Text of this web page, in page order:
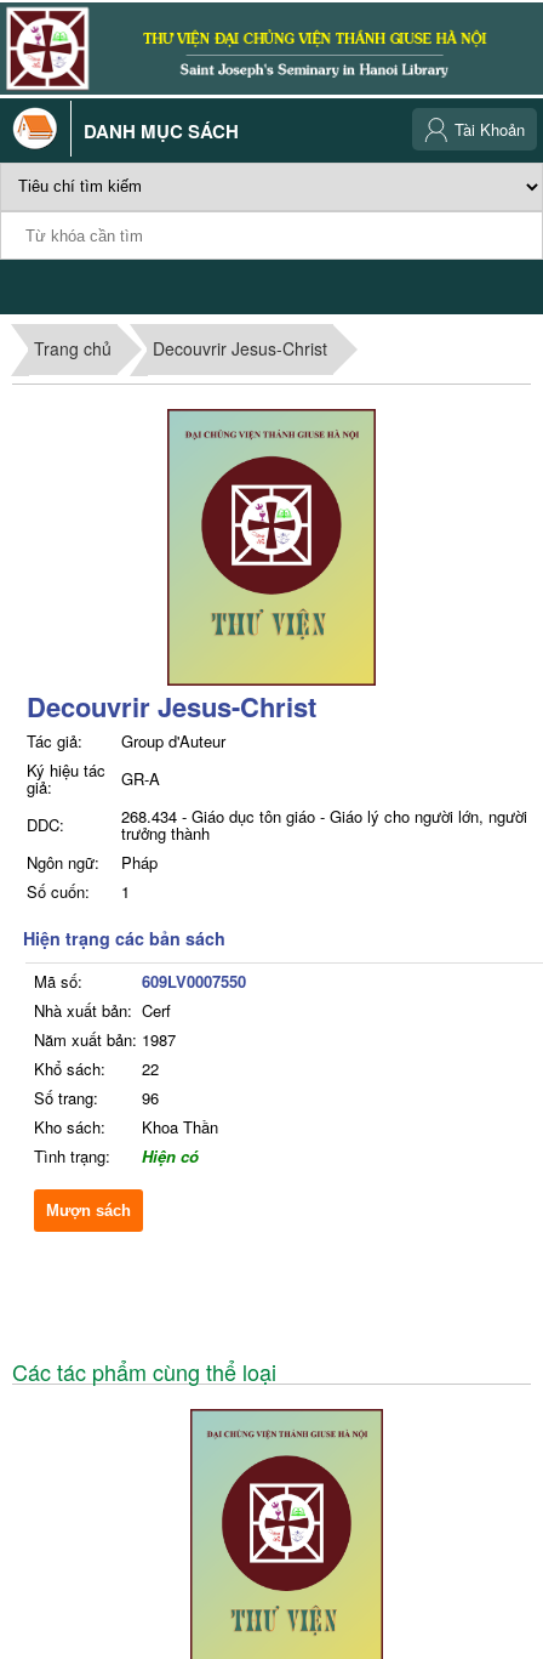
DANH MỤC SÁCH Tài Khoản
Trang chủ Decouvrir Jesus-Christ
Decouvrir Jesus-Christ
Tác giả:
Group d'Auteur
Ký hiệu tác
giả:
GR-A
DDC:
268.434 - Giáo dục tôn giáo - Giáo lý cho người lớn, người
trưởng thành
Ngôn ngữ:
Pháp
Số cuốn:
1
Hiện trạng các bản sách
Mã số:
609LV0007550
Nhà xuất bản: Cerf
Năm xuất bản: 1987
Khổ sách:
22
Số trang:
96
Kho sách:
Khoa Thần
Tình trạng:
Hiện có
Mượn sách
Các tác phẩm cùng thể loại